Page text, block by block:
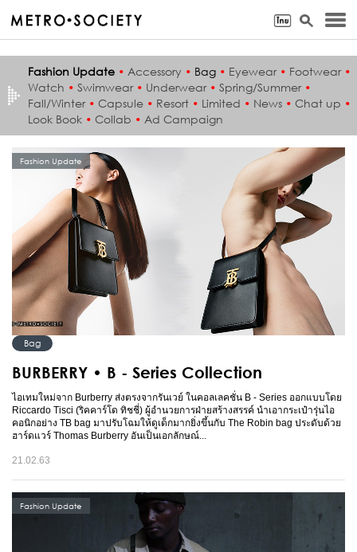
Fashion Update • Accessory • Bag • Eyewear • Footwear •
Watch • Swimwear • Underwear • Spring/Summer •
Fall/Winter • Capsule • Resort • Limited • News • Chat up •
Look Book • Collab • Ad Campaign
Fashion Update
Bag
BURBERRY • B - Series Collection
ไอเทมใหม่จาก Burberry ส่งตรงจากรันเวย์ ในคอลเลคชั่น B - Series ออกแบบโดย
Riccardo Tisci (ริคคาร์โด ทิชชี่) ผู้อำนวยการฝ่ายสร้างสรรค์ นำเอากระเป๋ารุ่นไอ
คอนิกอย่าง TB bag มาปรับโฉมให้ดูเด็กมากยิ่งขึ้นกับ The Robin bag ประดับด้วย
ฮาร์ดแวร์ Thomas Burberry อันเป็นเอกลักษณ์...
21.02.63
Fashion Update